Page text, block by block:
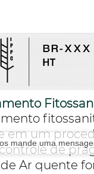
mande uma
em um
de
Ar quente